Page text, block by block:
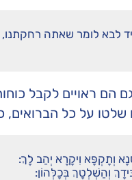
לבא לומר שאתה רחקתנו,
הם ראויים לקבל
על כל הברואים,
וְתָקְפָּא וִיקָרָא יְהַב לָךְ:
וְהַשְׁלְטָךְ בְּכָלְּהוֹן: